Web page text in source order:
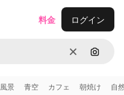
消去 画像で
料金 ログイン
風景 青空 カフェ 朝焼け 自